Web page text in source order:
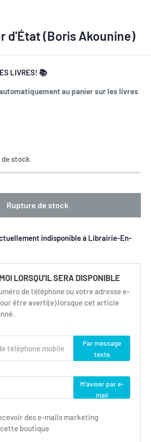
d'État (Boris Akounine)
LIVRES! 📚
au panier sur les livres
stock
Rupture de stock
indisponible à Librairie-En-
LORSQU’IL SERA DISPONIBLE
de téléphone ou votre adresse e-
être averti(e) lorsque cet article
Par message
texte
M’aviser par e-
mail
des e-mails marketing
boutique